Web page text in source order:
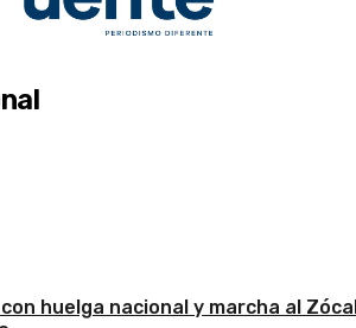
con huelga nacional y marcha al